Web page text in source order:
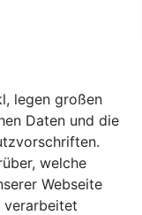
legen großen
Daten und die
welche
Webseite
verarbeitet